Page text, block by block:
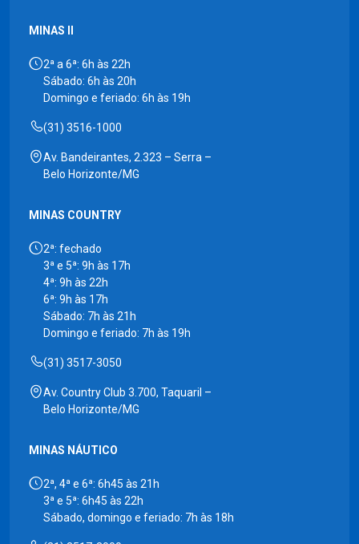
MINAS II
2ª a 6ª: 6h às 22h
Sábado: 6h às 20h
Domingo e feriado: 6h às 19h
(31) 3516-1000
Av. Bandeirantes, 2.323 – Serra –
Belo Horizonte/MG
MINAS COUNTRY
2ª: fechado
3ª e 5ª: 9h às 17h
4ª: 9h às 22h
6ª: 9h às 17h
Sábado: 7h às 21h
Domingo e feriado: 7h às 19h
(31) 3517-3050
Av. Country Club 3.700, Taquaril –
Belo Horizonte/MG
MINAS NÁUTICO
2ª, 4ª e 6ª: 6h45 às 21h
3ª e 5ª: 6h45 às 22h
Sábado, domingo e feriado: 7h às 18h